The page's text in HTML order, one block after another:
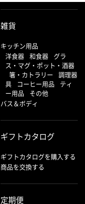
雑貨
キッチン用品
洋食器 和食器
グラ
ス・マグ・ポット・酒器
箸・カトラリー
調理器
具
コーヒー用品
ティ
ー用品
その他
バス＆ボディ
ギフトカタログ
ギフトカタログを購入する
商品を交換する
定期便